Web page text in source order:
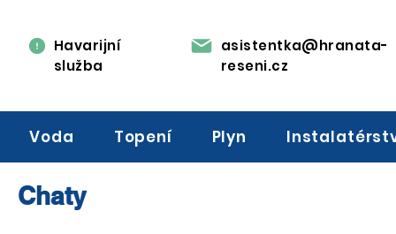
Havarijní
služba
asistentka@hranata-
reseni.cz
Voda Topení Plyn
Chaty